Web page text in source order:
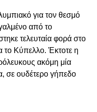
για τον θεσμό
από το
τελευταία φορά στο
το Κύπελλο. Έκτοτε η
ακόμη μία
σε ουδέτερο γήπεδο